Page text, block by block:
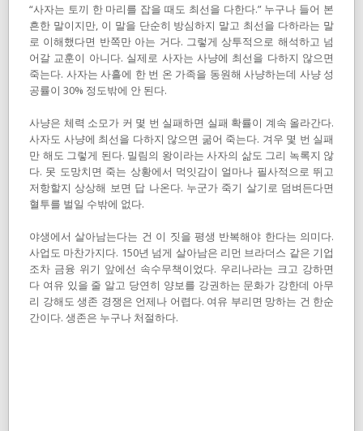
“사자는 토끼 한 마리를 잡을 때도 최선을 다한다.” 누구나 들어 본
흔한 말이지만, 이 말을 단순히 방심하지 말고 최선을 다하라는 말
로 이해했다면 반쪽만 아는 거다. 그렇게 상투적으로 해석하고 넘
어갈 교훈이 아니다. 실제로 사자는 사냥에 최선을 다하지 않으면
죽는다. 사자는 사흘에 한 번 온 가족을 동원해 사냥하는데 사냥 성
공률이 30% 정도밖에 안 된다.
사냥은 체력 소모가 커 몇 번 실패하면 실패 확률이 계속 올라간다.
사자도 사냥에 최선을 다하지 않으면 굶어 죽는다. 겨우 몇 번 실패
만 해도 그렇게 된다. 밀림의 왕이라는 사자의 삶도 그리 녹록지 않
다. 못 도망치면 죽는 상황에서 먹잇감이 얼마나 필사적으로 뛰고
저항할지 상상해 보면 답 나온다. 누군가 죽기 살기로 덤벼든다면
혈투를 벌일 수밖에 없다.
야생에서 살아남는다는 건 이 짓을 평생 반복해야 한다는 의미다.
사업도 마찬가지다. 150년 넘게 살아남은 리먼 브라더스 같은 기업
조차 금융 위기 앞에선 속수무책이었다. 우리나라는 크고 강하면
다 여유 있을 줄 알고 당연히 양보를 강권하는 문화가 강한데 아무
리 강해도 생존 경쟁은 언제나 어렵다. 여유 부리면 망하는 건 한순
간이다. 생존은 누구나 처절하다.